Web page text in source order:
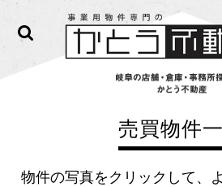
売買物件
物件の写真をクリックして、